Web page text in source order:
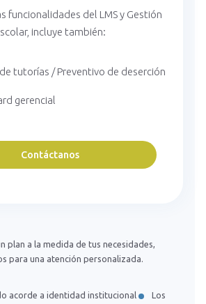
funcionalidades del LMS y Gestión
incluye también:
tutorías / Preventivo de deserción
gerencial
Contáctanos
plan a la medida de tus necesidades,
para una atención personalizada.
acorde a identidad institucional
Los